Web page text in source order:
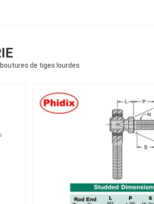
de tiges lourdes